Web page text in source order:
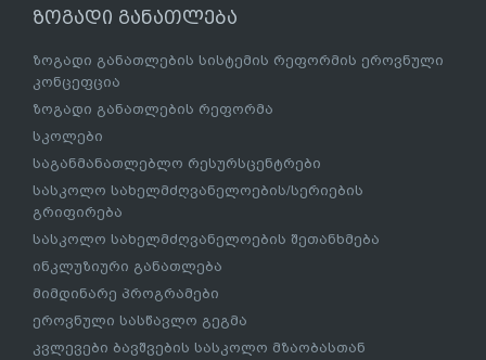
ზოგადი განათლება
ზოგადი განათლების სისტემის რეფორმის ეროვნული
კონცეფცია
ზოგადი განათლების რეფორმა
სკოლები
საგანმანათლებლო რესურსცენტრები
სასკოლო სახელმძღვანელოების/სერიების
გრიფირება
სასკოლო სახელმძღვანელოების შეთანხმება
ინკლუზიური განათლება
მიმდინარე პროგრამები
ეროვნული სასწავლო გეგმა
კვლევები ბავშვების სასკოლო მზაობასთან